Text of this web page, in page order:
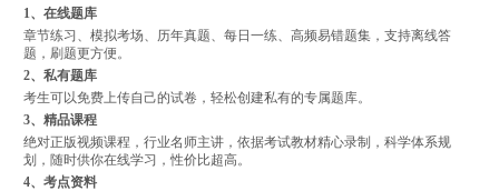
1、在线题库
章节练习、模拟考场、历年真题、每日一练、高频易错题集，支持离线答
题，刷题更方便。
2、私有题库
考生可以免费上传自己的试卷，轻松创建私有的专属题库。
3、精品课程
绝对正版视频课程，行业名师主讲，依据考试教材精心录制，科学体系规
划，随时供你在线学习，性价比超高。
4、考点资料